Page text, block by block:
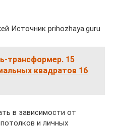
Источник prihozhaya.guru
трансформер. 15
квадратов 16
в зависимости от
и личных